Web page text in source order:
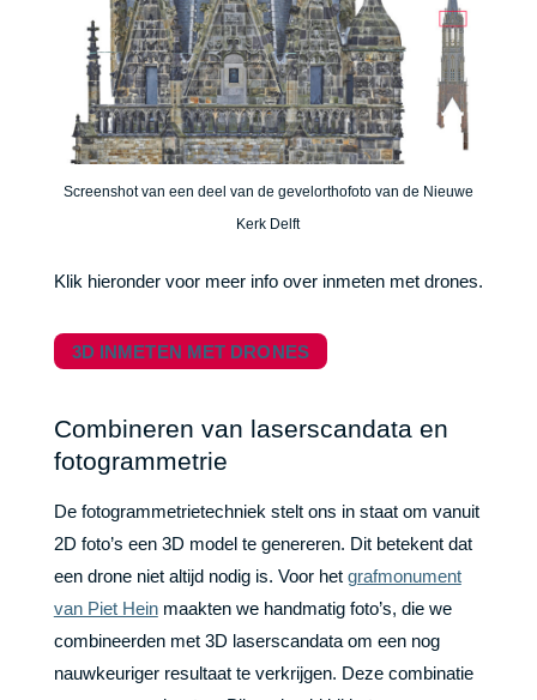
Screenshot van een deel van de gevelorthofoto van de Nieuwe
Kerk Delft
Klik hieronder voor meer info over inmeten met drones.
3D INMETEN MET DRONES
Combineren van laserscandata en
fotogrammetrie
De fotogrammetrietechniek stelt ons in staat om vanuit
2D foto’s een 3D model te genereren. Dit betekent dat
een drone niet altijd nodig is. Voor het grafmonument
van Piet Heinmaakten we handmatig foto’s, die we
combineerden met 3D laserscandata om een nog
nauwkeuriger resultaat te verkrijgen. Deze combinatie